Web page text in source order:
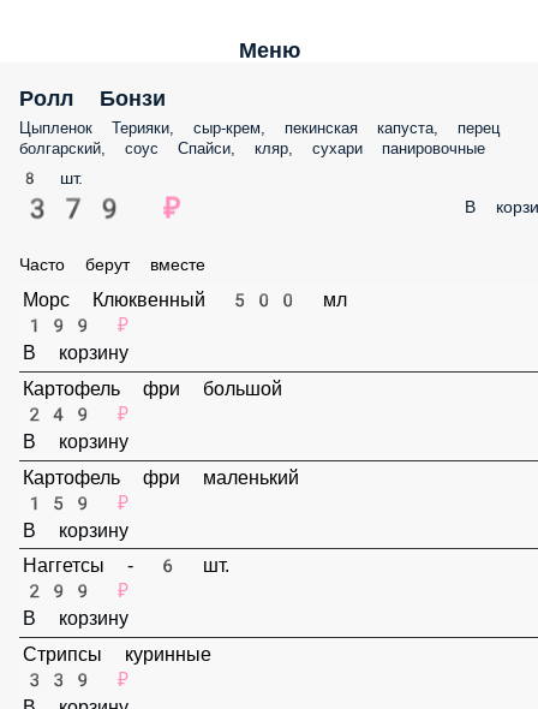
Меню
Ролл Бонзи
Цыпленок Терияки, сыр-крем, пекинская капуста, перец болгарский,
соус Спайси, кляр, сухари панировочные
8 шт.
379 ₽ В
Часто берут вместе
Морс Клюквенный 500 мл
199 ₽
В корзину
Картофель фри большой
249 ₽
В корзину
Картофель фри маленький
159 ₽
В корзину
Наггетсы - 6 шт.
299 ₽
В корзину